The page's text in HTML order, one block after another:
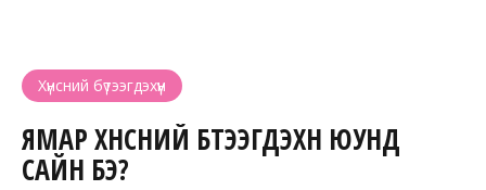
Хүнсний бүтээгдэхүүн
ЯМАР ХҮНСНИЙ БҮТЭЭГДЭХҮҮН ЮУНД
САЙН БЭ?